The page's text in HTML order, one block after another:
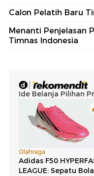
Calon Pelatih Baru
Menanti Penjelasan
Timnas Indonesia